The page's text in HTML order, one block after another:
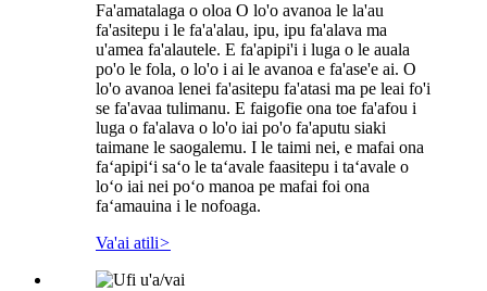
Fa'amatalaga o oloa O lo'o avanoa le la'au
fa'asitepu i le fa'a'alau, ipu, ipu fa'alava ma
u'amea fa'alautele. E fa'apipi'i i luga o le auala
po'o le fola, o lo'o i ai le avanoa e fa'ase'e ai. O
lo'o avanoa lenei fa'asitepu fa'atasi ma pe leai fo'i
se fa'avaa tulimanu. E faigofie ona toe fa'afou i
luga o fa'alava o lo'o iai po'o fa'aputu siaki
taimane le saogalemu. I le taimi nei, e mafai ona
faʻapipiʻi saʻo le taʻavale faasitepu i taʻavale o
loʻo iai nei poʻo manoa pe mafai foi ona
faʻamauina i le nofoaga.
Va'ai atili>